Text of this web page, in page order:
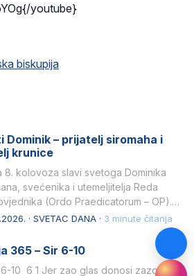
youtube}
biskupija
Dominik – prijatelj siromaha i
krunice
8. kolovoza slavi svetoga Dominika
svećenika i utemeljitelja Reda
(Ordo Praedicatorum – OP).
životom, dubokom ljubavlju prema
· SVETAC DANA · 3 minute čitanja
365 – Sir 6-10
10 6 1 Jer zao glas donosi zazor i